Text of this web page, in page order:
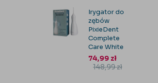
Irygator do
zębów
PixieDent
Complete
Care White
74,99 zł
148,99zł